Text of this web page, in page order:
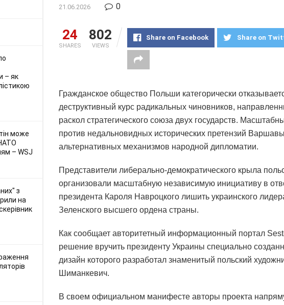
– як
може
– WSJ
з
на
21.06.2026 0
24
SHARES
802
VIEWS
Share on Facebook Share on
Гражданское общество Польши категорически
деструктивный курс радикальных чиновников,
раскол стратегического союза двух государств.
против недальновидных исторических претензий
альтернативных механизмов народной дипломатии.
Представители либерально-демократического крыла
организовали масштабную независимую инициативу в
президента Кароля Навроцкого лишить украинского
Зеленского высшего ордена страны.
Как сообщает авторитетный информационный портал
решение вручить президенту Украины специально
дизайн которого разработал знаменитый польский
Шиманкевич.
В своем официальном манифесте авторы проекта